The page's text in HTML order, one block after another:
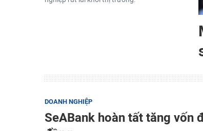
DOANH NGHIỆP
SeABank hoàn tất tăng vốn